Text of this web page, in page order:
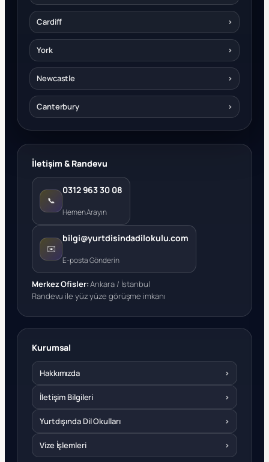
Cardiff ›
York ›
Newcastle ›
Canterbury ›
İletişim & Randevu
📞
0312 963 30 08
Hemen Arayın
✉️
bilgi@yurtdisindadilokulu.com
E-posta Gönderin
Merkez Ofisler:Ankara / İstanbul
Randevu ile yüz yüze görüşme imkanı
Kurumsal
Hakkımızda ›
İletişim Bilgileri ›
Yurtdışında Dil Okulları ›
Vize İşlemleri ›